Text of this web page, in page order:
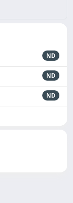
ND
ND
ND